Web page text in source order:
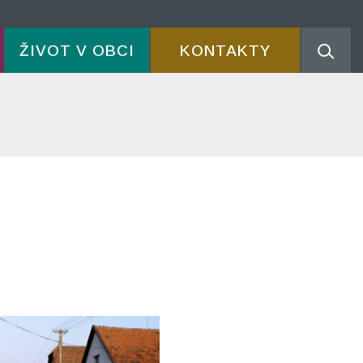
ŽIVOT V OBCI KONTAKTY